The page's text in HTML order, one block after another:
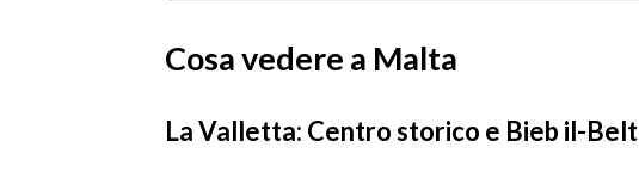
Cosa vedere a Malta
La Valletta: Centro storico e Bieb il-Belt